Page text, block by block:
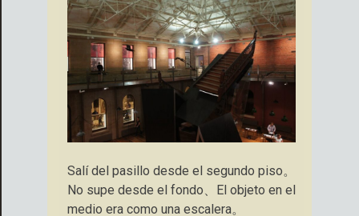
Salí del pasillo desde el segundo piso。
No supe desde el fondo、El objeto en el
medio era como una escalera。